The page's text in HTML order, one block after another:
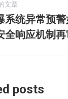
文章
系统异常预
全响应机制
posts